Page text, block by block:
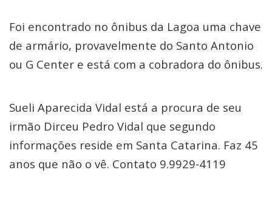
Foi encontrado no ônibus da Lagoa uma chave
de armário, provavelmente do Santo Antonio
ou G Center e está com a cobradora do ônibus.
Sueli Aparecida Vidal está a procura de seu
irmão Dirceu Pedro Vidal que segundo
informações reside em Santa Catarina. Faz 45
anos que não o vê. Contato 9.9929-4119